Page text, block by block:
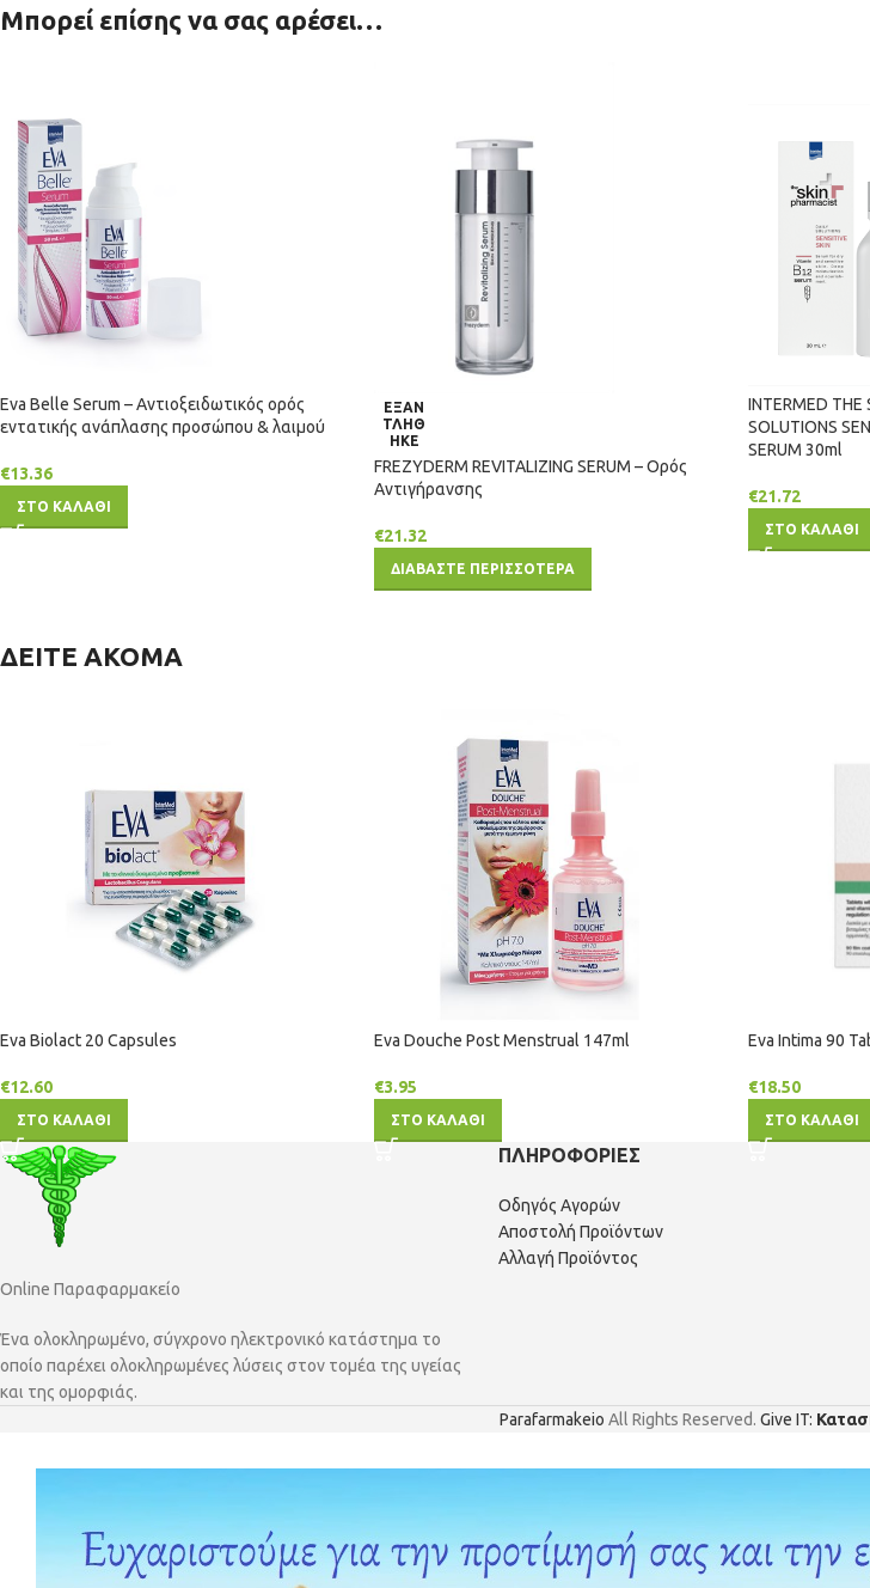
Μπορεί επίσης να σας αρέσει…
Eva Belle Serum – Αντιοξειδωτικός ορός
εντατικής ανάπλασης προσώπου & λαιμού
€13.36
ΣΤΟ ΚΑΛΑΘΙ
ΕΞΑΝ
ΤΛΗΘ
ΗΚΕ
FREZYDERM REVITALIZING SERUM – Ορός
Αντιγήρανσης
€21.32
ΔΙΑΒΑΣΤΕ ΠΕΡΙΣΣΟΤΕΡΑ
INTERMED THE
SOLUTIONS
SERUM 30ml
€21.72
ΣΤΟ ΚΑΛΑΘΙ
ΔΕΙΤΕ ΑΚΟΜΑ
Eva Biolact 20 Capsules
€12.60
ΣΤΟ ΚΑΛΑΘΙ
Eva Douche Post Menstrual 147ml
€3.95
ΣΤΟ ΚΑΛΑΘΙ
Eva Intima 90
€18.50
ΣΤΟ ΚΑΛΑΘΙ
Online Παραφαρμακείο
Ένα ολοκληρωμένο, σύγχρονο ηλεκτρονικό κατάστημα το
οποίο παρέχει ολοκληρωμένες λύσεις στον τομέα της υγείας
και της ομορφιάς.
ΠΛΗΡΟΦΟΡΙΕΣ
Οδηγός Αγορών
Αποστολή Προϊόντων
Αλλαγή Προϊόντος
Parafarmakeio All Rights Reserved. Give IT: